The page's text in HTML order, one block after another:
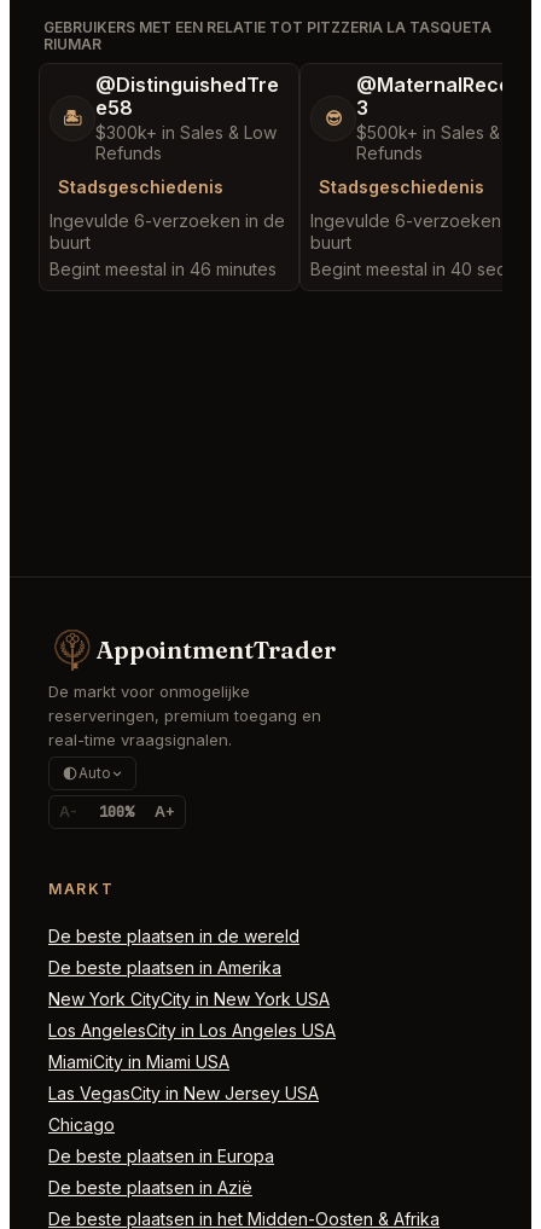
GEBRUIKERS MET EEN RELATIE TOT PITZZERIA LA TASQUETA
RIUMAR
🏝️
@DistinguishedTre
e58
$300k+ in Sales & Low
Refunds
Stadsgeschiedenis
Ingevulde 6-verzoeken in de
buurt
Begint meestal in 46 minutes
😎
3
$500k+ in Sales & Low
Refunds
Stadsgeschiedenis
Ingevulde 6-verzoeken in
buurt
Begint meestal in 40
AppointmentTrader
De markt voor onmogelijke
reserveringen, premium toegang en
real-time vraagsignalen.
Auto
A- 100% A+
MARKT
De beste plaatsen in de wereld
De beste plaatsen in Amerika
New York CityCity in New York USA
Los AngelesCity in Los Angeles USA
MiamiCity in Miami USA
Las VegasCity in New Jersey USA
Chicago
De beste plaatsen in Europa
De beste plaatsen in Azië
De beste plaatsen in het Midden-Oosten & Afrika